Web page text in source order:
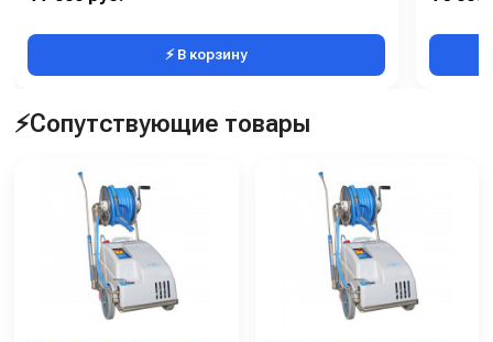
⚡ В корзину
⚡Сопутствующие товары